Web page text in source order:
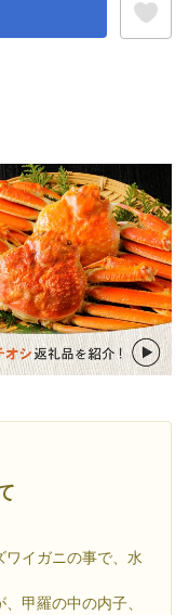
ワイガニの事で、水
甲羅の中の内子、